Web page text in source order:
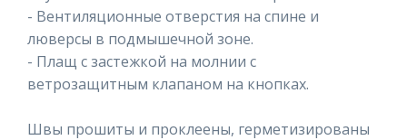
- Вентиляционные отверстия на спине и
люверсы в подмышечной зоне.
- Плащ с застежкой на молнии с
ветрозащитным клапаном на кнопках.
Швы прошиты и проклеены, герметизированы